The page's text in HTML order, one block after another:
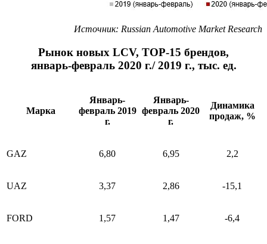
Источник: Russian Automotive Market Research
Рынок новых LCV, ТОР-15 брендов,
январь-февраль 2020 г./ 2019 г., тыс. ед.
Марка
Январь-
февраль 2019
г.
Январь-
февраль 2020
г.
Динамика
продаж, %
GAZ 6,80 6,95 2,2
UAZ 3,37 2,86 -15,1
FORD 1,57 1,47 -6,4